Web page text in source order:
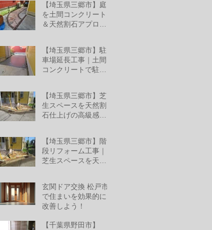
【埼玉県三郷市】庭
を土間コンクリート
＆天然割石アプロー
【埼玉県三郷市】駐
車場延長工事｜土間
コンクリートで駐車
【埼玉県三郷市】芝
生スペースを天然割
石仕上げの高級感あ
【埼玉県三郷市】階
段リフォーム工事｜
芝生スペースを天然
玄関ドア交換 松戸市
で住まいを効果的に
改善しよう！
6月10日
【千葉県野田市】